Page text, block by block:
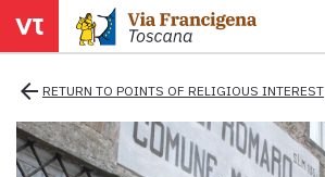
Areas
menu
arrow_back RETURN TO POINTS OF RELIGIOUS INTEREST